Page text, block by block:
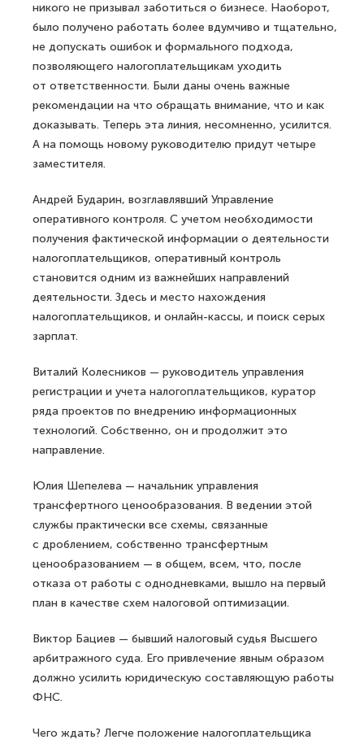
никого не призывал заботиться о бизнесе. Наоборот,
было получено работать более вдумчиво и тщательно,
не допускать ошибок и формального подхода,
позволяющего налогоплательщикам уходить
от ответственности. Были даны очень важные
рекомендации на что обращать внимание, что и как
доказывать. Теперь эта линия, несомненно, усилится.
А на помощь новому руководителю придут четыре
заместителя.
Андрей Бударин, возглавлявший Управление
оперативного контроля. С учетом необходимости
получения фактической информации о деятельности
налогоплательщиков, оперативный контроль
становится одним из важнейших направлений
деятельности. Здесь и место нахождения
налогоплательщиков, и онлайн-кассы, и поиск серых
зарплат.
Виталий Колесников — руководитель управления
регистрации и учета налогоплательщиков, куратор
ряда проектов по внедрению информационных
технологий. Собственно, он и продолжит это
направление.
Юлия Шепелева — начальник управления
трансфертного ценообразования. В ведении этой
службы практически все схемы, связанные
с дроблением, собственно трансфертным
ценообразованием — в общем, всем, что, после
отказа от работы с однодневками, вышло на первый
план в качестве схем налоговой оптимизации.
Виктор Бациев — бывший налоговый судья Высшего
арбитражного суда. Его привлечение явным образом
должно усилить юридическую составляющую работы
ФНС.
Чего ждать? Легче положение налогоплательщика